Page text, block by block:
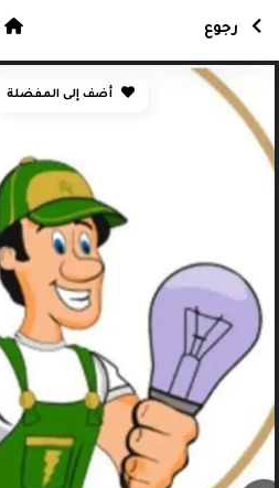
أضف إلى المفضلة
رجوع